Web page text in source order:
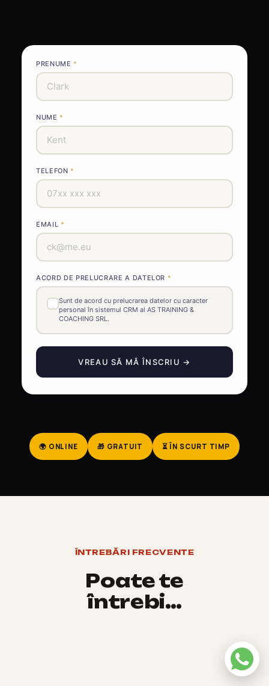
PRENUME
NUME
TELEFON
EMAIL
ACORD DE PRELUCRARE A DATELOR
Sunt de acord cu prelucrarea datelor cu caracter
personal în sistemul CRM al AS TRAINING &
COACHING SRL.
🌍 ONLINE 🎁 GRATUIT ⏳ ÎN SCURT TIMP
ÎNTREBĂRI FRECVENTE
Poate te
întrebi…